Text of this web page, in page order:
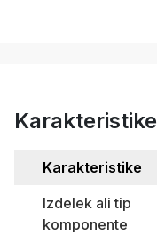
Karakteristike
Karakteristike
Izdelek ali tip
komponente